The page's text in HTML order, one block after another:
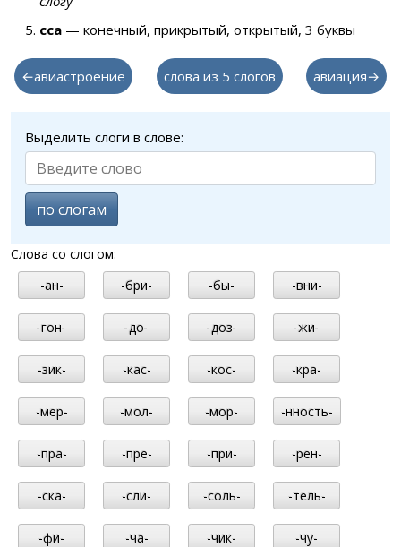
сса — конечный, прикрытый, открытый, 3 буквы
←авиастроение слова из 5 слогов авиация→
Выделить слоги в слове:
по слогам
Слова со слогом:
-ан-
-бри- -бы- -вни-
-гон- -до- -доз- -жи-
-зик- -кас- -кос- -кра-
-мер- -мол- -мор- -нность-
-пра- -пре- -при- -рен-
-ска- -сли- -соль- -тель-
-фи- -ча- -чик- -чу-